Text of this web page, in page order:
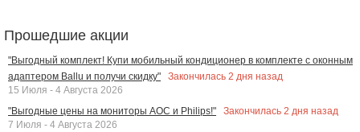
Прошедшие акции
"Выгодный комплект! Купи мобильный кондиционер в комплекте с оконным
адаптером Ballu и получи скидку"
Закончилась 2 дня назад
15 Июля - 4 Августа 2026
"Выгодные цены на мониторы AOC и Philips!"
Закончилась 2 дня назад
7 Июля - 4 Августа 2026